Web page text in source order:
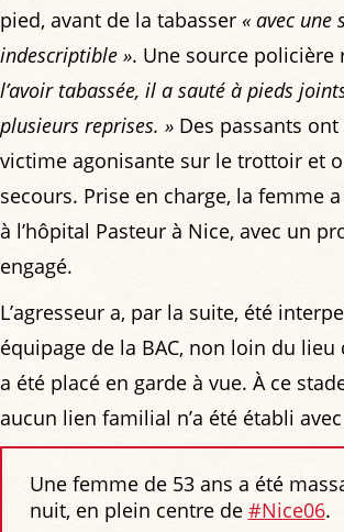
pied, avant de la tabasser « avec une
indescriptible ». Une source policière
l’avoir tabassée, il a sauté à pieds
plusieurs reprises. » Des passants
victime agonisante sur le trottoir et
secours. Prise en charge, la femme
à l’hôpital Pasteur à Nice, avec un
engagé.
L’agresseur a, par la suite, été
équipage de la BAC, non loin du lieu
a été placé en garde à vue. À ce
aucun lien familial n’a été établi
Une femme de 53 ans a été
nuit, en plein centre de #Nice06.